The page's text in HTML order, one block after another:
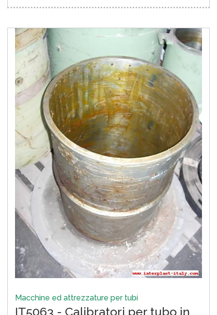
Macchine ed attrezzature per tubi
IT5063 - Calibratori per tubo in